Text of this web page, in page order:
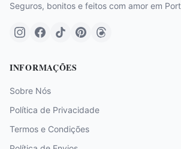
Seguros, bonitos e feitos com amor em
INFORMAÇÕES
Sobre Nós
Política de Privacidade
Termos e Condições